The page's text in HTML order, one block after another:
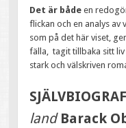
Det är bådeen
flickan och en analys av
som på det här viset,
fälla, tagit tillbaka sitt
stark och välskriven
land Barack